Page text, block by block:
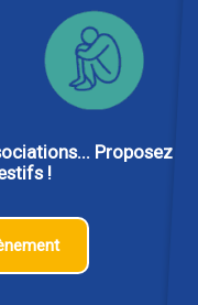
Proposez
!